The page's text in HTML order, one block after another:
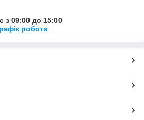
з 09:00 до 15:00
роботи